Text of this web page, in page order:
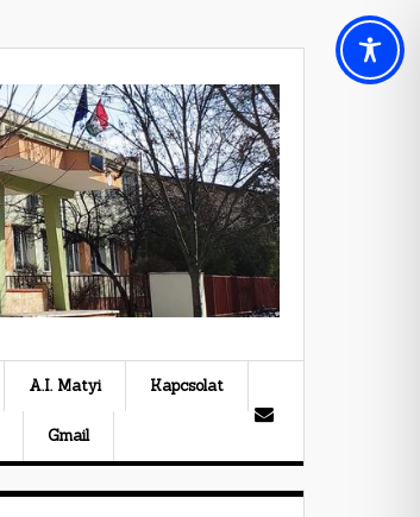
A.I. Matyi Kapcsolat
Gmail